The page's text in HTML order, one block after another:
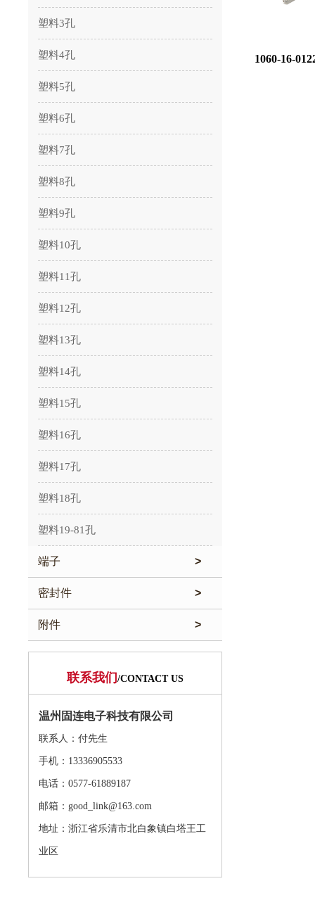
塑料3孔
塑料4孔
塑料5孔
塑料6孔
塑料7孔
塑料8孔
塑料9孔
塑料10孔
塑料11孔
塑料12孔
塑料13孔
塑料14孔
塑料15孔
塑料16孔
塑料17孔
塑料18孔
塑料19-81孔
端子 >
密封件 >
附件 >
联系我们 /CONTACT US
温州固连电子科技有限公司
联系人：付先生
手机：13336905533
电话：0577-61889187
邮箱：good_link@163.com
地址：浙江省乐清市北白象镇白塔王工
业区
1060-16-